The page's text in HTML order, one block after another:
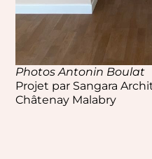
Photos Antonin Boulat
Projet par Sangara
Châtenay Malabry